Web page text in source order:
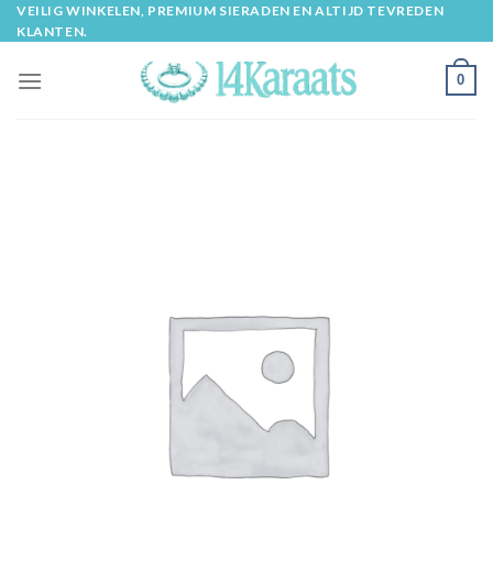
Skip
to
VEILIG WINKELEN, PREMIUM SIERADEN EN ALTIJD TEVREDEN
KLANTEN.
0